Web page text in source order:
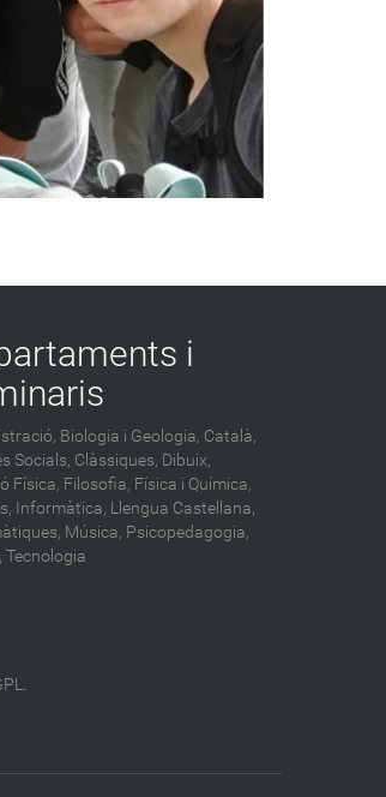
i
Biologia i Geologia, Català,
Socials, Clàssiques, Dibuix,
Física, Filosofia, Física i Química,
Informàtica, Llengua Castellana,
Música, Psicopedagogia,
Tecnologia
.